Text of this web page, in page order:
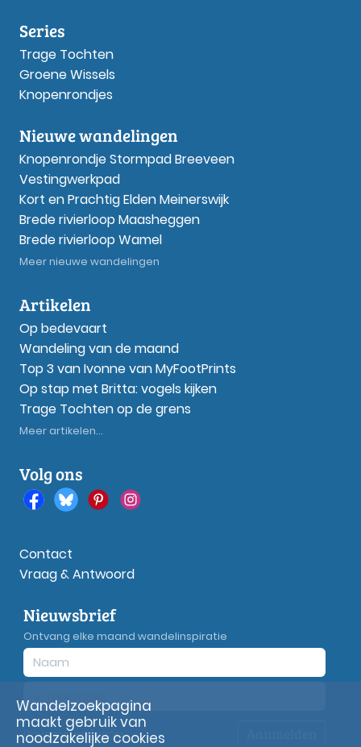
Series
Trage Tochten
Groene Wissels
Knopenrondjes
Nieuwe wandelingen
Knopenrondje Stormpad Breeveen
Vestingwerkpad
Kort en Prachtig Elden Meinerswijk
Brede rivierloop Maasheggen
Brede rivierloop Wamel
Meer nieuwe wandelingen
Artikelen
Op bedevaart
Wandeling van de maand
Top 3 van Ivonne van MyFootPrints
Op stap met Britta: vogels kijken
Trage Tochten op de grens
Meer artikelen...
Volg ons
Contact
Vraag & Antwoord
Nieuwsbrief
Ontvang elke maand wandelinspiratie
Privacyverklaring
Wandelzoekpagina
maakt gebruik van
noodzakelijke cookies